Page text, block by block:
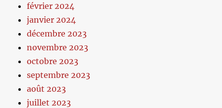
février 2024
janvier 2024
décembre 2023
novembre 2023
octobre 2023
septembre 2023
août 2023
juillet 2023